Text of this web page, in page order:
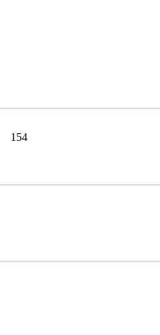
154